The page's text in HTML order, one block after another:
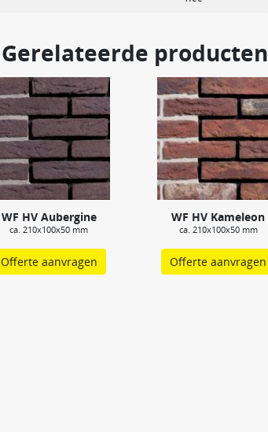
Gerelateerde producten
WF HV Aubergine
ca. 210x100x50 mm
Offerte aanvragen
WF HV Kameleon
ca. 210x100x50 mm
Offerte aanvragen